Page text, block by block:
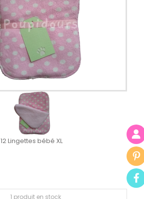
12 Lingettes bébé XL
1 produit en stock